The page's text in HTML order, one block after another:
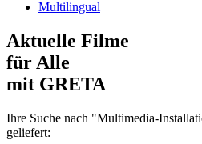
Multilingual
Aktuelle Filme
für Alle
mit GRETA
Ihre Suche nach "Multimedia-
geliefert: